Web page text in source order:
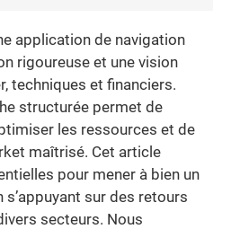
application de navigation
rigoureuse et une vision
techniques et financiers.
structurée permet de
les ressources et de
maîtrisé. Cet article
pour mener à bien un
sur des retours
secteurs. Nous